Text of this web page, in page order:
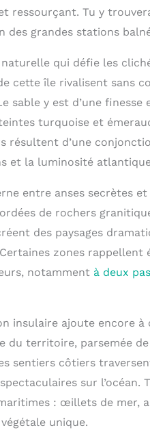
ressourçant. Tu y
des grandes stations
naturelle qui défie les
cette île rivalisent sans
sable y est d’une
turquoise et
résultent d’une
et la luminosité
entre anses secrètes
de rochers
des paysages
zones
notamment à deux
insulaire ajoute encore
du territoire, parsemée
sentiers côtiers
sur
: œillets de mer,
unique.